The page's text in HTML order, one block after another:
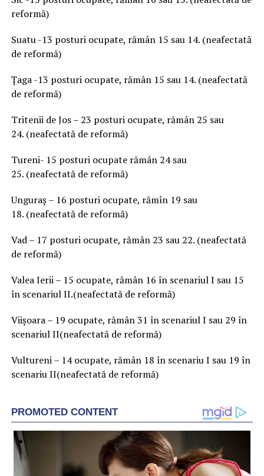
reformă)
Suatu -13 posturi ocupate, rămân 15 sau 14. (neafectată
de reformă)
Țaga -13 posturi ocupate, rămân 15 sau 14. (neafectată
de reformă)
Tritenii de Jos – 23 posturi ocupate, rămân 25 sau
24. (neafectată de reformă)
Tureni- 15 posturi ocupate rămân 24 sau
25. (neafectată de reformă)
Unguraș – 16 posturi ocupate, rămîn 19 sau
18. (neafectată de reformă)
Vad – 17 posturi ocupate, rămân 23 sau 22. (neafectată
de reformă)
Valea Ierii – 15 ocupate, rămân 16 în scenariul I sau 15
în scenariul II.(neafectată de reformă)
Viișoara – 19 ocupate, rămân 31 în scenariul I sau 29 în
scenariul II(neafectată de reformă)
Vultureni – 14 ocupate, rămân 18 în scenariu I sau 19 în
scenariu II(neafectată de reformă)